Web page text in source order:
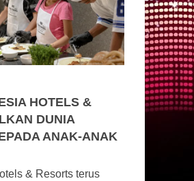
HOTELS &
DUNIA
ANAK-ANAK
& Resorts terus